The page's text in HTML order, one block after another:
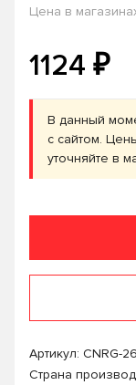
Цена в
1124 ₽
В данный
с сайтом.
уточняйте в
Артикул: CNRG-
Страна